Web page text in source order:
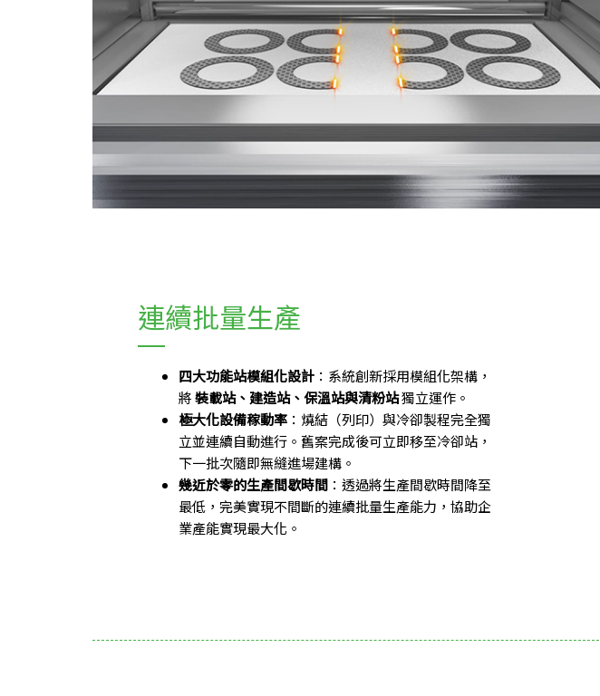
連續批量生產
四大功能站模組化設計 ：系統創新採用模組化架構，
將裝載站、建造站、保溫站與清粉站獨立運作。
極大化設備稼動率 ：燒結（列印）與冷卻製程完全獨
立並連續自動進行。舊案完成後可立即移至冷卻站，
下一批次隨即無縫進場建構。
幾近於零的生產間歇時間 ：透過將生產間歇時間降至
最低，完美實現不間斷的連續批量生產能力，協助企
業產能實現最大化。